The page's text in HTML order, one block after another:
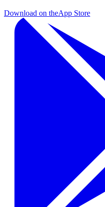
Download on theApp Store